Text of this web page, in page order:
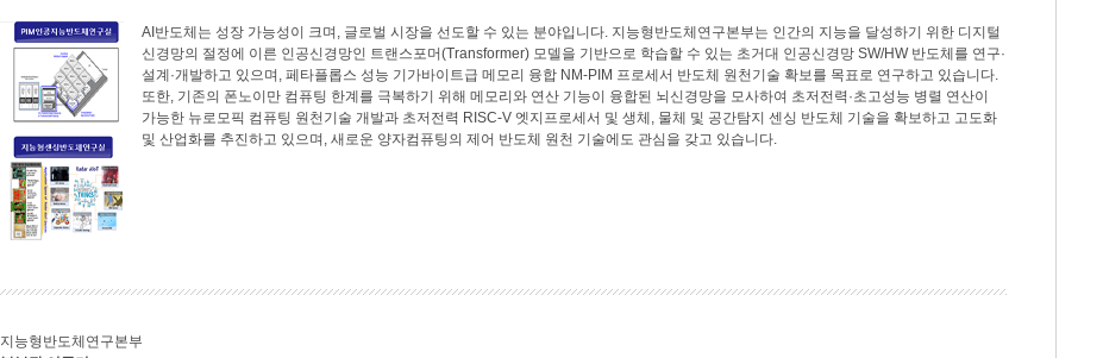
AI반도체는 성장 가능성이 크며, 글로벌 시장을 선도할 수 있는 분야입니다. 지능형반도체연구본부는 인간의 지능을 달성하기 위한 디지털
신경망의 절정에 이른 인공신경망인 트랜스포머(Transformer) 모델을 기반으로 학습할 수 있는 초거대 인공신경망 SW/HW 반도체를 연구·
설계·개발하고 있으며, 페타플롭스 성능 기가바이트급 메모리 융합 NM-PIM 프로세서 반도체 원천기술 확보를 목표로 연구하고 있습니다.
또한, 기존의 폰노이만 컴퓨팅 한계를 극복하기 위해 메모리와 연산 기능이 융합된 뇌신경망을 모사하여 초저전력·초고성능 병렬 연산이
가능한 뉴로모픽 컴퓨팅 원천기술 개발과 초저전력 RISC-V 엣지프로세서 및 생체, 물체 및 공간탐지 센싱 반도체 기술을 확보하고 고도화
및 산업화를 추진하고 있으며, 새로운 양자컴퓨팅의 제어 반도체 원천 기술에도 관심을 갖고 있습니다.
지능형반도체연구본부